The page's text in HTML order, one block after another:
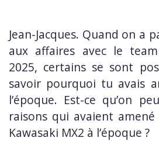
Jean-Jacques. Quand on a
aux affaires avec le
2025, certains se sont
savoir pourquoi tu avais
l’époque. Est-ce qu’on
raisons qui avaient
Kawasaki MX2 à l’époque ?